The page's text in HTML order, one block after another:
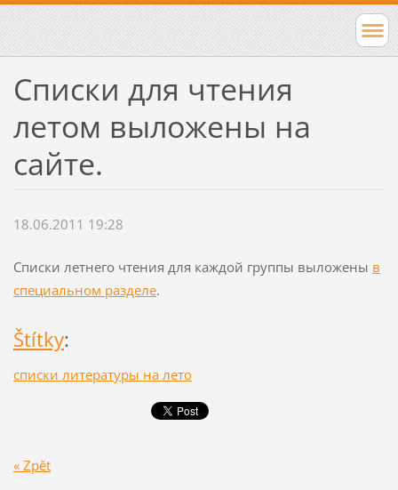
Cписки для чтения
летом выложены на
сайте.
18.06.2011 19:28
Списки летнего чтения для каждой группы выложены в
специальном разделе.
Štítky:
списки литературы на лето
« Zpět